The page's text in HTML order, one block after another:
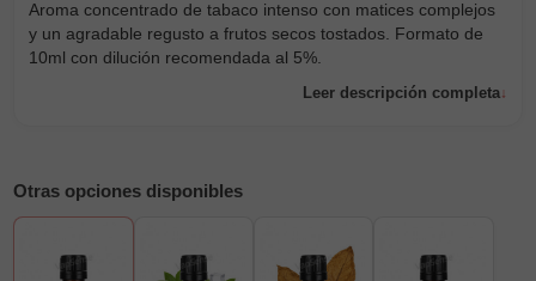
Aroma concentrado de tabaco intenso con matices complejos
y un agradable regusto a frutos secos tostados. Formato de
10ml con dilución recomendada al 5%.
Leer descripción completa
Otras opciones disponibles